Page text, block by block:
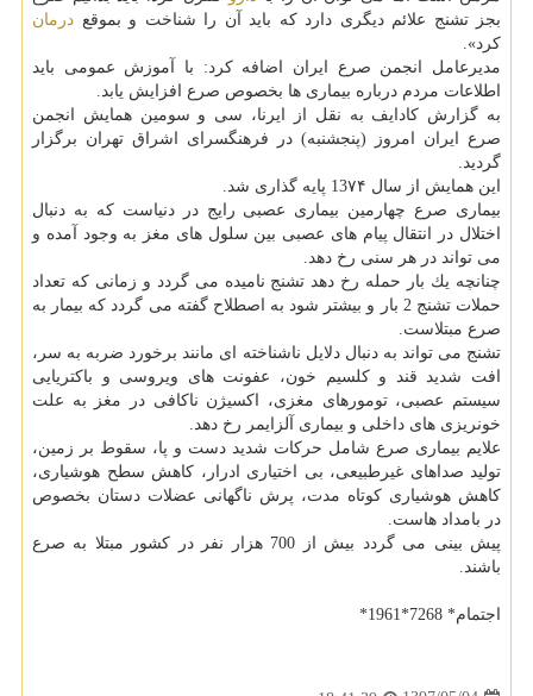
بجز تشنج علائم دیگری دارد كه باید آن را شناخت و بموقع درمان
كرد».
مدیرعامل انجمن صرع ایران اضافه كرد: با آموزش عمومی باید
اطلاعات مردم درباره بیماری ها بخصوص صرع افزایش یابد.
به گزارش كادایف به نقل از ایرنا، سی و سومین همایش انجمن
صرع ایران امروز (پنجشنبه) در فرهنگسرای اشراق تهران برگزار
گردید.
این همایش از سال 13۷۴ پایه گذاری شد.
بیماری صرع چهارمین بیماری عصبی رایج در دنیاست كه به دنبال
اختلال در انتقال پیام های عصبی بین سلول های مغز به وجود آمده و
می تواند در هر سنی رخ دهد.
چنانچه یك بار حمله رخ دهد تشنج نامیده می گردد و زمانی كه تعداد
حملات تشنج 2 بار و بیشتر شود به اصطلاح گفته می گردد كه بیمار به
صرع مبتلاست.
تشنج می تواند به دنبال دلایل ناشناخته ای مانند برخورد ضربه به سر،
افت شدید قند و كلسیم خون، عفونت های ویروسی و باكتریایی
سیستم عصبی، تومورهای مغزی، اكسیژن ناكافی در مغز به علت
خونریزی های داخلی و بیماری آلزایمر رخ دهد.
علایم بیماری صرع شامل حركات شدید دست و پا، سقوط بر زمین،
تولید صداهای غیرطبیعی، بی اختیاری ادرار، كاهش سطح هوشیاری،
كاهش هوشیاری كوتاه مدت، پرش ناگهانی عضلات دستان بخصوص
در بامداد هاست.
پیش بینی می گردد بیش از 700 هزار نفر در كشور مبتلا به صرع
باشند.
اجتمام* 7268*1961*